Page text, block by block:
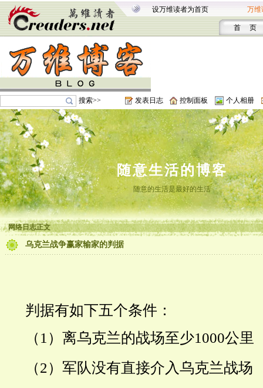
设万维读者为首页 万维
首 页
搜索>> 发表日志 控制面板 个人相册
随意生活的博客
随意的生活是最好的生活
网络日志正文
乌克兰战争赢家输家的判据
判据有如下五个条件：
（1）离乌克兰的战场至少1000公里
（2）军队没有直接介入乌克兰战场